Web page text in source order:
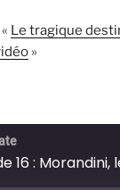
Le tragique
»